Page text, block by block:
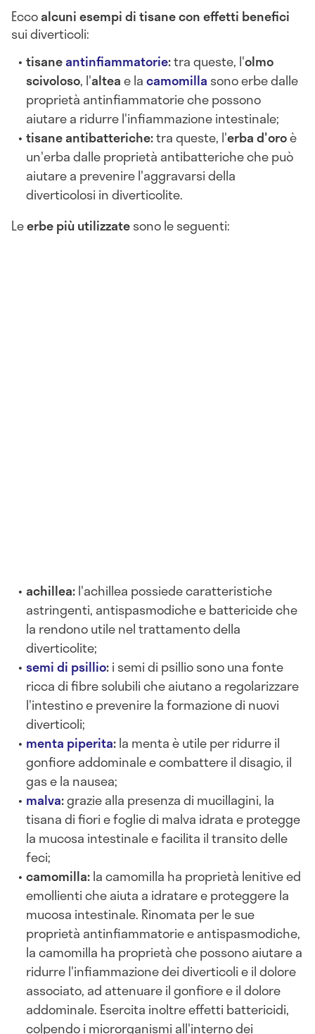
Eccoalcuni esempi di tisane con effetti benefici
sui diverticoli:
tisaneantinfiammatorie:tra queste, l'olmo
scivoloso, l'alteae lacamomilla sono erbe dalle
proprietà antinfiammatorie che possono
aiutare a ridurre l'infiammazione intestinale;
tisane antibatteriche:tra queste, l'erba d'oroè
un'erba dalle proprietà antibatteriche che può
aiutare a prevenire l'aggravarsi della
diverticolosi in diverticolite.
Leerbe più utilizzatesono le seguenti:
achillea:l'achillea possiede caratteristiche
astringenti, antispasmodiche e battericide che
la rendono utile nel trattamento della
diverticolite;
semi di psillio:i semi di psillio sono una fonte
ricca di fibre solubili che aiutano a regolarizzare
l'intestino e prevenire la formazione di nuovi
diverticoli;
menta piperita:la menta è utile per ridurre il
gonfiore addominale e combattere il disagio, il
gas e la nausea;
malva:grazie alla presenza di mucillagini, la
tisana di fiori e foglie di malva idrata e protegge
la mucosa intestinale e facilita il transito delle
feci;
camomilla:la camomilla ha proprietà lenitive ed
emollienti che aiuta a idratare e proteggere la
mucosa intestinale. Rinomata per le sue
proprietà antinfiammatorie e antispasmodiche,
la camomilla ha proprietà che possono aiutare a
ridurre l'infiammazione dei diverticoli e il dolore
associato, ad attenuare il gonfiore e il dolore
addominale. Esercita inoltre effetti battericidi,
colpendo i microrganismi all'interno dei